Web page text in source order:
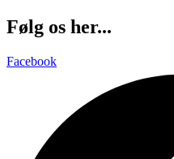
Følg os her...
Facebook